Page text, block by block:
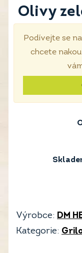
Olivy
Podívejte se
chcete
Výrobce: DM
Kategorie: